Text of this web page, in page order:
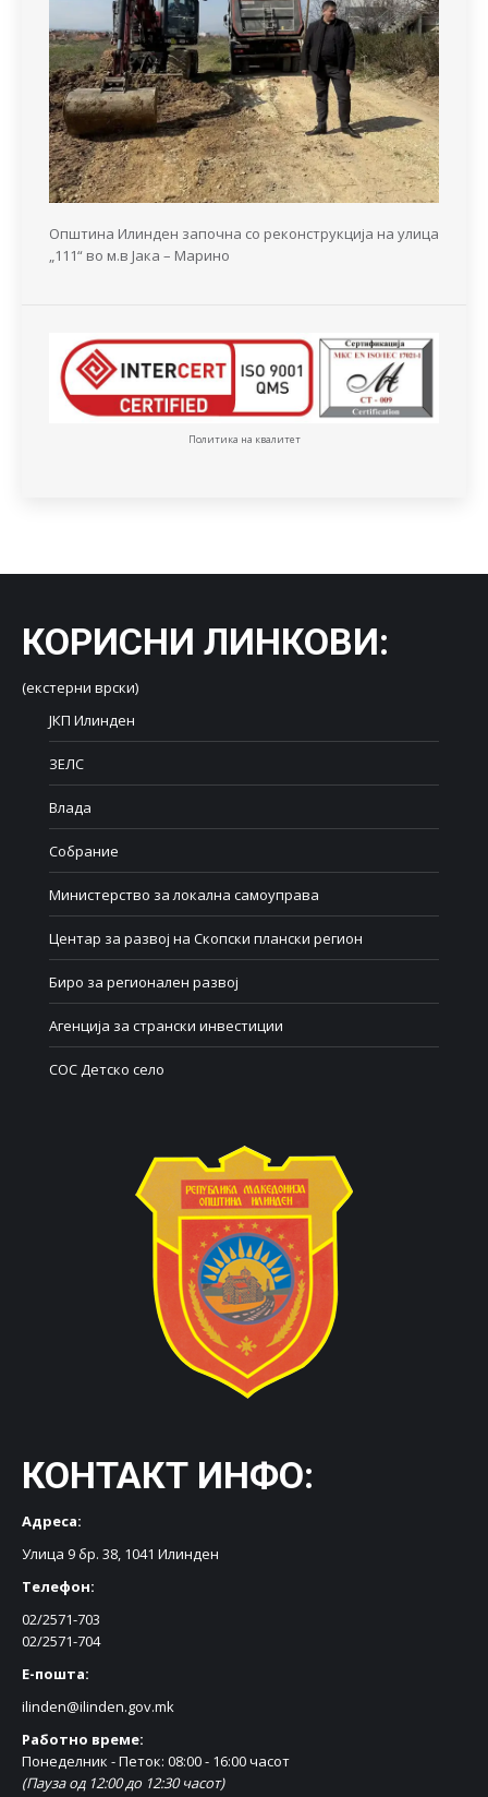
Општина Илинден започна со реконструкција на улица
„111“ во м.в Јака – Марино
Политика на квалитет
КОРИСНИ ЛИНКОВИ:
(екстерни врски)
ЈКП Илинден
ЗЕЛС
Влада
Собрание
Министерство за локална самоуправа
Центар за развој на Скопски плански регион
Биро за регионален развој
Агенција за странски инвестиции
СОС Детско село
КОНТАКТ ИНФО:
Адреса:
Улица 9 бр. 38, 1041 Илинден
Телефон:
02/2571-703
02/2571-704
Е-пошта:
ilinden@ilinden.gov.mk
Работно време:
Понеделник - Петок: 08:00 - 16:00 часот
(Пауза од 12:00 до 12:30 часот)